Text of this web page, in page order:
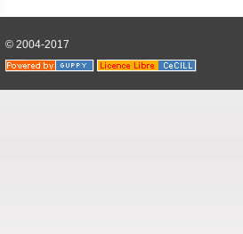
© 2004-2017